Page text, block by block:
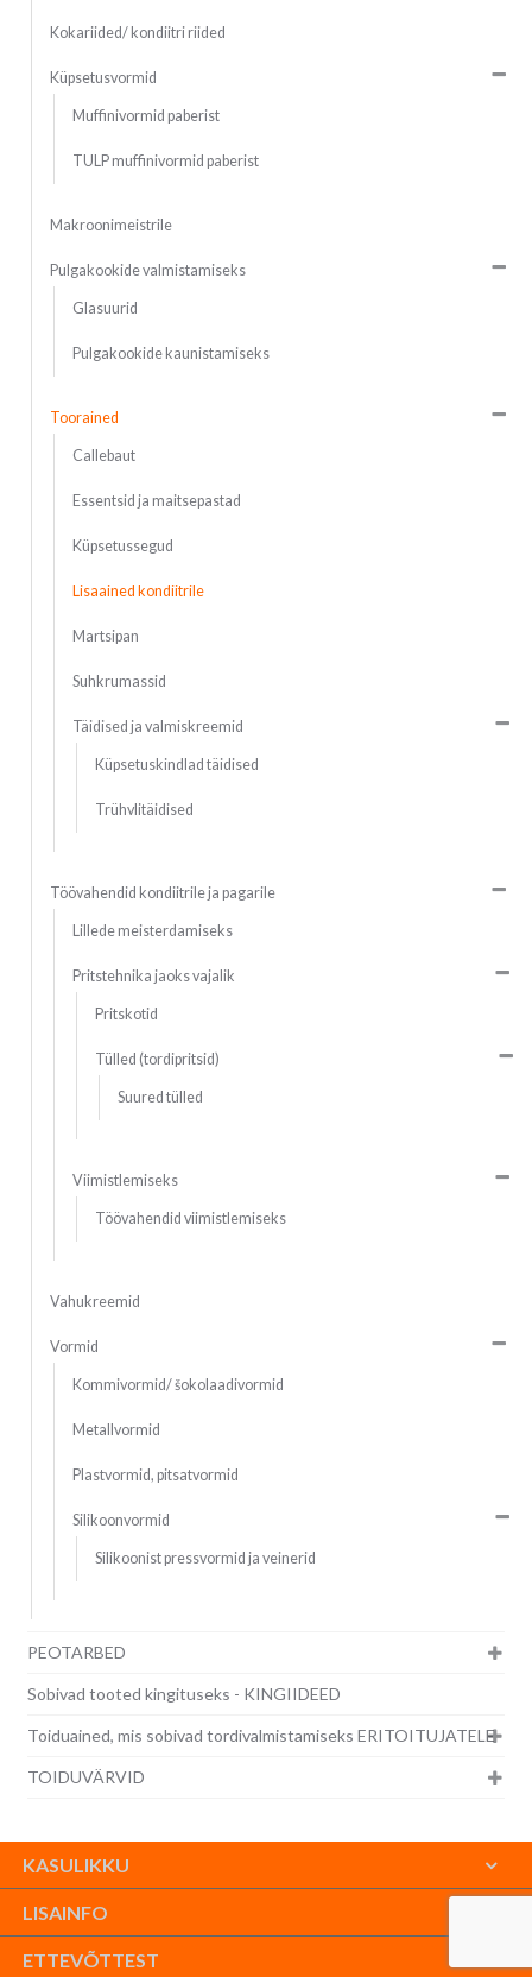
Kokariided/ kondiitri riided
Küpsetusvormid
Muffinivormid paberist
TULP muffinivormid paberist
Makroonimeistrile
Pulgakookide valmistamiseks
Glasuurid
Pulgakookide kaunistamiseks
Toorained
Callebaut
Essentsid ja maitsepastad
Küpsetussegud
Lisaained kondiitrile
Martsipan
Suhkrumassid
Täidised ja valmiskreemid
Küpsetuskindlad täidised
Trühvlitäidised
Töövahendid kondiitrile ja pagarile
Lillede meisterdamiseks
Pritstehnika jaoks vajalik
Pritskotid
Tülled (tordipritsid)
Suured tülled
Viimistlemiseks
Töövahendid viimistlemiseks
Vahukreemid
Vormid
Kommivormid/ šokolaadivormid
Metallvormid
Plastvormid, pitsatvormid
Silikoonvormid
Silikoonist pressvormid ja veinerid
PEOTARBED
Sobivad tooted kingituseks - KINGIIDEED
Toiduained, mis sobivad tordivalmistamiseks ERITOITUJATELE
TOIDUVÄRVID
KASULIKKU
LISAINFO
ETTEVÕTTEST